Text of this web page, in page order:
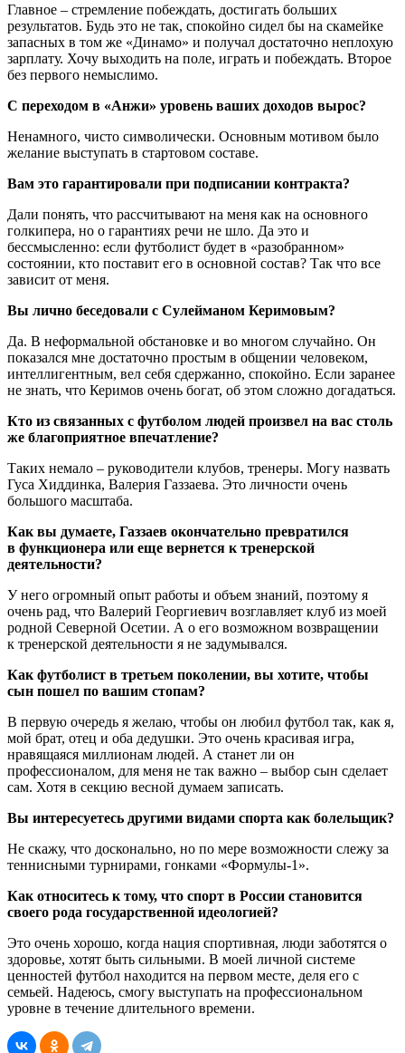
Главное – стремление побеждать, достигать больших
результатов. Будь это не так, спокойно сидел бы на скамейке
запасных в том же «Динамо» и получал достаточно неплохую
зарплату. Хочу выходить на поле, играть и побеждать. Второе
без первого немыслимо.
С переходом в «Анжи» уровень ваших доходов вырос?
Ненамного, чисто символически. Основным мотивом было
желание выступать в стартовом составе.
Вам это гарантировали при подписании контракта?
Дали понять, что рассчитывают на меня как на основного
голкипера, но о гарантиях речи не шло. Да это и
бессмысленно: если футболист будет в «разобранном»
состоянии, кто поставит его в основной состав? Так что все
зависит от меня.
Вы лично беседовали с Сулейманом Керимовым?
Да. В неформальной обстановке и во многом случайно. Он
показался мне достаточно простым в общении человеком,
интеллигентным, вел себя сдержанно, спокойно. Если заранее
не знать, что Керимов очень богат, об этом сложно догадаться.
Кто из связанных с футболом людей произвел на вас столь
же благоприятное впечатление?
Таких немало – руководители клубов, тренеры. Могу назвать
Гуса Хиддинка, Валерия Газза­ева. Это личности очень
большого масштаба.
Как вы думаете, Газзаев окончательно превратился
в функционера или еще вернется к тренерской
деятельности?
У него огромный опыт работы и объем знаний, поэтому я
очень рад, что Валерий Георгиевич возглавляет клуб из моей
родной Северной Осетии. А о его возможном возвращении
к тренерской деятельности я не задумывался.
Как футболист в третьем поколении, вы хотите, чтобы
сын пошел по вашим стопам?
В первую очередь я желаю, чтобы он любил футбол так, как я,
мой брат, отец и оба дедушки. Это очень красивая игра,
нравящаяся миллионам людей. А станет ли он
профессионалом, для меня не так важно – выбор сын сделает
сам. Хотя в секцию весной думаем записать.
Вы интересуетесь другими видами спорта как болельщик?
Не скажу, что досконально, но по мере возможности слежу за
теннисными турнирами, гонками «Формулы-1».
Как относитесь к тому, что спорт в России становится
своего рода государственной идеологией?
Это очень хорошо, когда нация спортивная, люди заботятся о
здоровье, хотят быть сильными. В моей личной системе
ценностей футбол находится на первом месте, деля его с
семьей. Надеюсь, смогу выступать на профессиональном
уровне в течение длительного времени.